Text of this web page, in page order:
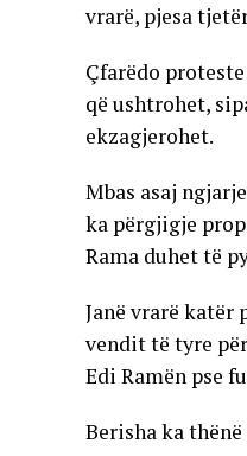
vrarë, pjesa
Çfarëdo
që ushtrohet,
ekzagjerohet.
Mbas asaj
ka përgjigje
Rama duhet të
Janë vrarë katër
vendit të tyre
Edi Ramën pse
Berisha ka